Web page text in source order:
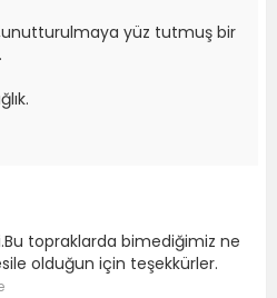
yüz tutmuş bir
topraklarda bimediğimiz ne
olduğun için teşekkürler.